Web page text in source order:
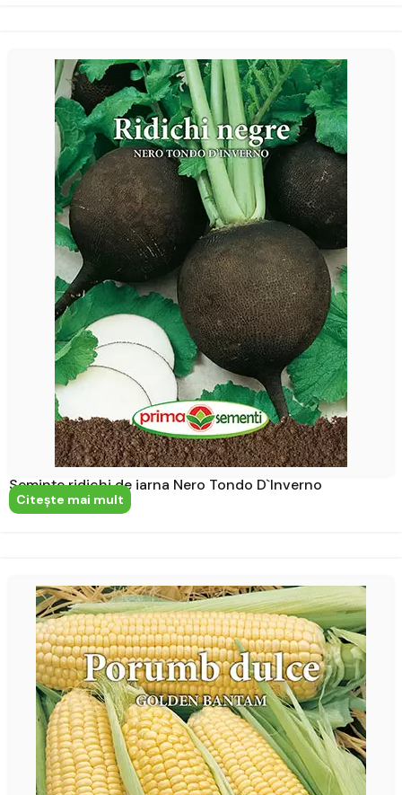
Semințe ridichi de iarna Nero Tondo D`Inverno
Citeşte mai mult